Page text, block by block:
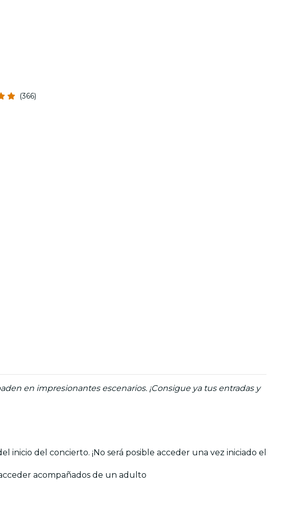
(366)
en impresionantes escenarios. ¡Consigue ya tus entradas y
inicio del concierto. ¡No será posible acceder una vez iniciado el
acompañados de un adulto